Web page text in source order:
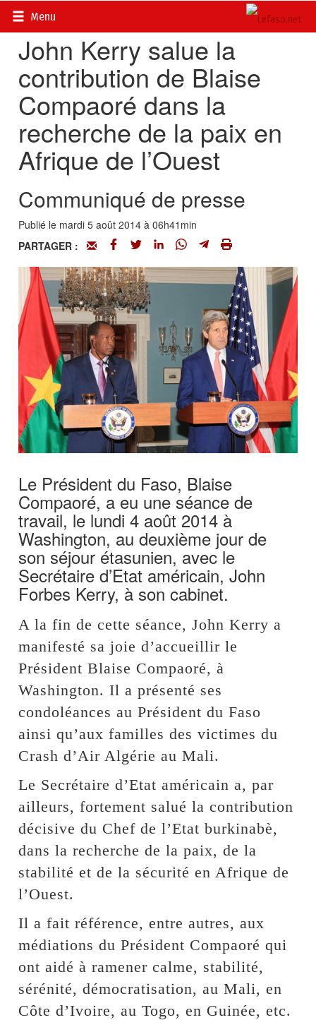
Menu
Accueil>
John Kerry salue la
contribution de Blaise
Compaoré dans la
recherche de la paix en
Afrique de l’Ouest
Communiqué de presse
Publié le mardi 5 août 2014 à 06h41min
PARTAGER :
Le Président du Faso, Blaise
Compaoré, a eu une séance de
travail, le lundi 4 août 2014 à
Washington, au deuxième jour de
son séjour étasunien, avec le
Secrétaire d’Etat américain, John
Forbes Kerry, à son cabinet.
A la fin de cette séance, John Kerry a
manifesté sa joie d’accueillir le
Président Blaise Compaoré, à
Washington. Il a présenté ses
condoléances au Président du Faso
ainsi qu’aux familles des victimes du
Crash d’Air Algérie au Mali.
Le Secrétaire d’Etat américain a, par
ailleurs, fortement salué la contribution
décisive du Chef de l’Etat burkinabè,
dans la recherche de la paix, de la
stabilité et de la sécurité en Afrique de
l’Ouest.
Il a fait référence, entre autres, aux
médiations du Président Compaoré qui
ont aidé à ramener calme, stabilité,
sérénité, démocratisation, au Mali, en
Côte d’Ivoire, au Togo, en Guinée, etc.